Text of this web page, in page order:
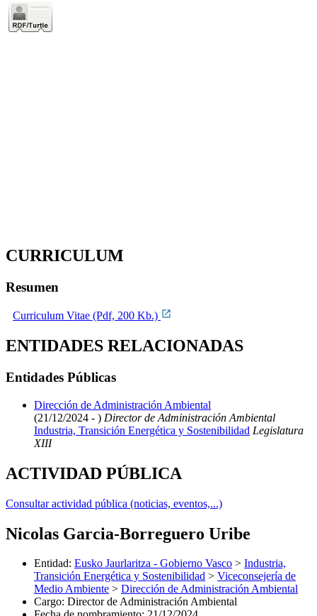
CURRICULUM
Resumen
Curriculum Vitae (Pdf, 200 Kb.)
ENTIDADES RELACIONADAS
Entidades Públicas
Dirección de Administración Ambiental
(21/12/2024 - ) Director de Administración Ambiental
Industria, Transición Energética y Sostenibilidad Legislatura
XIII
ACTIVIDAD PÚBLICA
Consultar actividad pública (noticias, eventos,...)
Nicolas Garcia-Borreguero Uribe
Entidad: Eusko Jaurlaritza - Gobierno Vasco > Industria,
Transición Energética y Sostenibilidad > Viceconsejería de
Medio Ambiente > Dirección de Administración Ambiental
Cargo: Director de Administración Ambiental